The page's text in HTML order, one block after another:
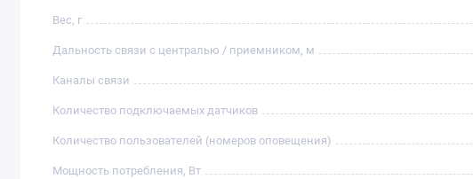
Вес, г
Дальность связи с централью / приемником, м
Каналы связи
Количество подключаемых датчиков
Количество пользователей (номеров оповещения)
Мощность потребления, Вт